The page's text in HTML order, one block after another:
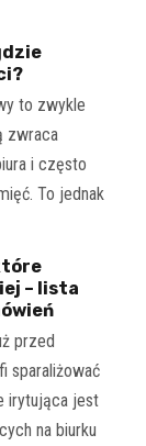
to zwykle
zwraca
i często
To jednak
– lista
przed
sparaliżować
irytująca jest
na biurku